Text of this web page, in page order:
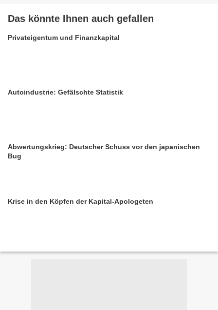
Das könnte Ihnen auch gefallen
Privateigentum und Finanzkapital
Autoindustrie: Gefälschte Statistik
Abwertungskrieg: Deutscher Schuss vor den japanischen
Bug
Krise in den Köpfen der Kapital-Apologeten